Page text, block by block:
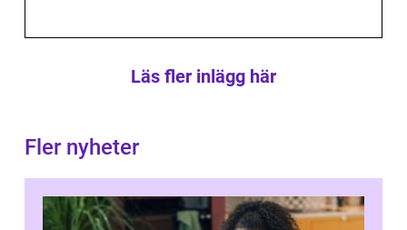
Läs fler inlägg här
Fler nyheter